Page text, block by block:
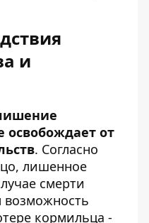
и
освобождает от
. Согласно
лишенное
смерти
возможность
кормильца -